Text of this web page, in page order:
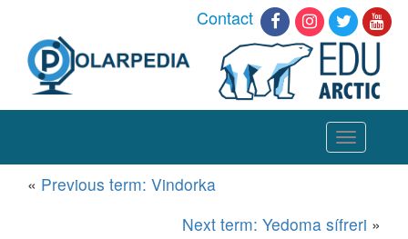
Contact
Toggle
navigation
« Previous term: Vindorka
Next term: Yedoma sífreri »